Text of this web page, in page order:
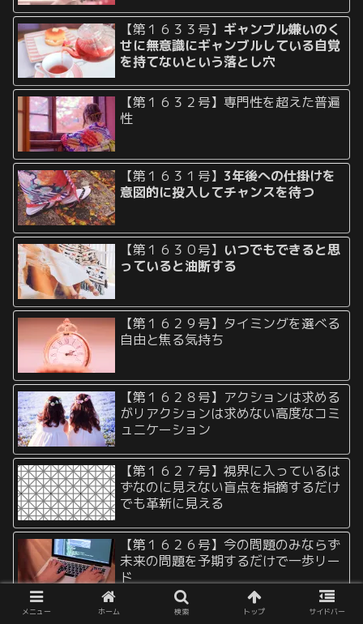
【第１６３３号】 ギャンブル嫌いのく
せに無意識にギャンブルしている自覚
を持てないという落とし穴
【第１６３２号】専門性を超えた普遍
性
【第１６３１号】 3年後への仕掛けを
意図的に投入してチャンスを待つ
【第１６３０号】 いつでもできると思
っていると油断する
【第１６２９号】タイミングを選べる
自由と焦る気持ち
【第１６２８号】アクションは求める
がリアクションは求めない高度なコミ
ュニケーション
【第１６２７号】視界に入っているは
ずなのに見えない盲点を指摘するだけ
でも革新に見える
【第１６２６号】今の問題のみならず
未来の問題を予期するだけで一歩リー
ド
【第１６２５号】家でパジャマを着な
メニュー ホーム 検索 トップ サイドバー